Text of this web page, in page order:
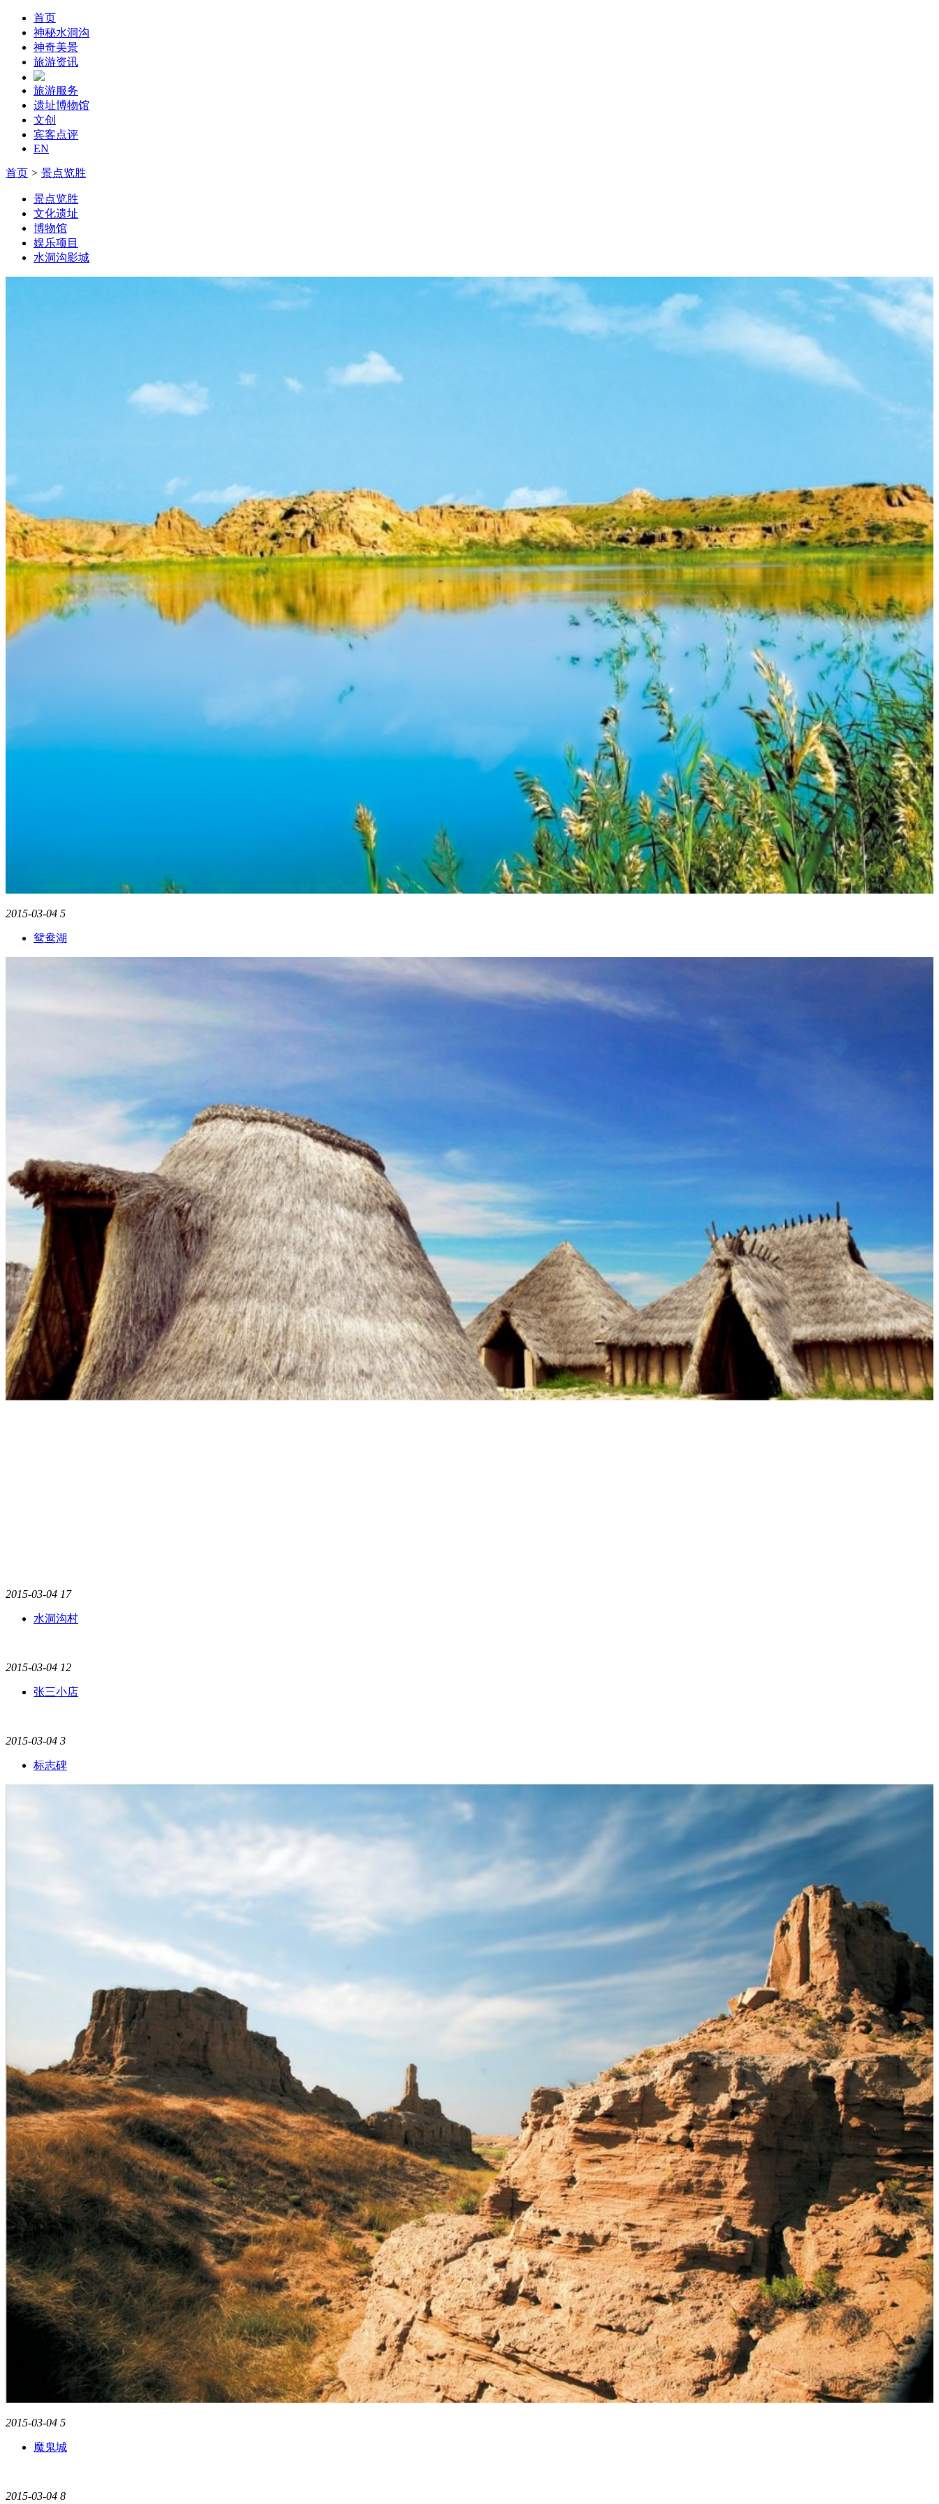
首页
神秘水洞沟
神奇美景
旅游资讯
旅游服务
遗址博物馆
文创
宾客点评
EN
首页 > 景点览胜
景点览胜
文化遗址
博物馆
娱乐项目
水洞沟影城
2015-03-04 5
鸳鸯湖
2015-03-04 17
水洞沟村
2015-03-04 12
张三小店
2015-03-04 3
标志碑
2015-03-04 5
魔鬼城
2015-03-04 8